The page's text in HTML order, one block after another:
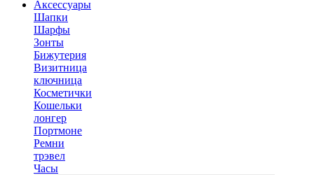
Аксессуары
Шапки
Шарфы
Зонты
Бижутерия
Визитница
ключница
Косметички
Кошельки
лонгер
Портмоне
Ремни
трэвел
Часы